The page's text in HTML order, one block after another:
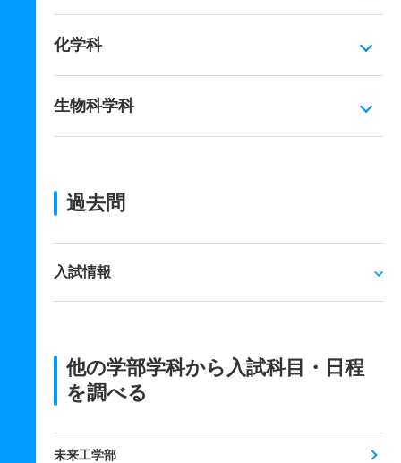
化学科
生物科学科
過去問
入試情報
他の学部学科から入試科目・日程
を調べる
未来工学部